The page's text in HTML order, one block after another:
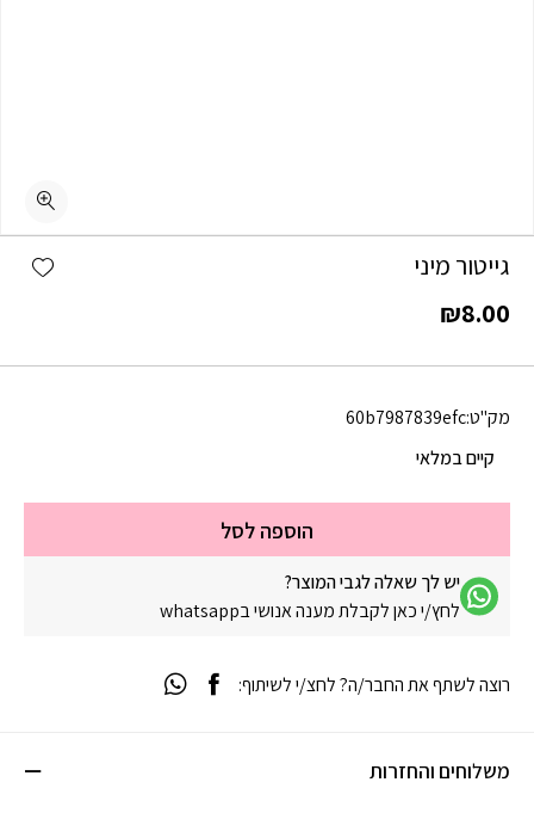
גייטור מיני
₪8.00
מק"ט:60b7987839efc
קיים במלאי
הוספה לסל
יש לך שאלה לגבי המוצר?
לחץ/י כאן לקבלת מענה אנושי בwhatsapp
משלוחים והחזרות
רוצה לשתף את החבר/ה? לחצ/י לשיתוף: